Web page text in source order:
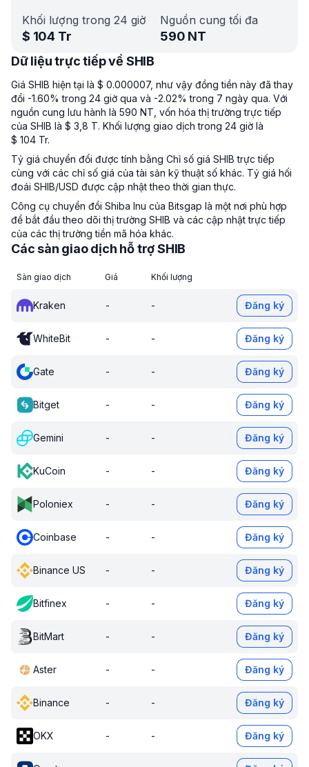
Khối lượng trong 24 giờ
$ 104 Tr
Nguồn cung tối đa
590 NT
Dữ liệu trực tiếp về SHIB
Giá SHIB hiện tại là $ 0.000007, như vậy đồng tiền này đã thay
đổi -1.60% trong 24 giờ qua và -2.02% trong 7 ngày qua. Với
nguồn cung lưu hành là 590 NT, vốn hóa thị trường trực tiếp
của SHIB là $ 3,8 T. Khối lượng giao dịch trong 24 giờ là
$ 104 Tr.
Tỷ giá chuyển đổi được tính bằng Chỉ số giá SHIB trực tiếp
cùng với các chỉ số giá của tài sản kỹ thuật số khác. Tỷ giá hối
đoái SHIB/USD được cập nhật theo thời gian thực.
Công cụ chuyển đổi Shiba Inu của Bitsgap là một nơi phù hợp
để bắt đầu theo dõi thị trường SHIB và các cập nhật trực tiếp
của các thị trường tiền mã hóa khác.
Các sàn giao dịch hỗ trợ SHIB
Sàn giao dịch Giá Khối lượng
Kraken - - Đăng ký
WhiteBit - - Đăng ký
Gate - - Đăng ký
Bitget - - Đăng ký
Gemini - - Đăng ký
KuCoin - - Đăng ký
Poloniex - - Đăng ký
Coinbase - - Đăng ký
Binance US - - Đăng ký
Bitfinex - - Đăng ký
BitMart - - Đăng ký
Aster - - Đăng ký
Binance - - Đăng ký
OKX - - Đăng ký